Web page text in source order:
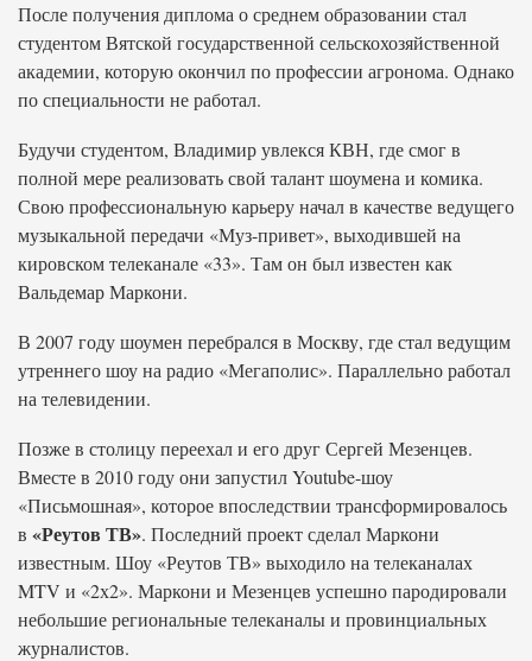
После получения диплома о среднем образовании стал
студентом Вятской государственной сельскохозяйственной
академии, которую окончил по профессии агронома. Однако
по специальности не работал.
Будучи студентом, Владимир увлекся КВН, где смог в
полной мере реализовать свой талант шоумена и комика.
Свою профессиональную карьеру начал в качестве ведущего
музыкальной передачи «Муз-привет», выходившей на
кировском телеканале «33». Там он был известен как
Вальдемар Маркони.
В 2007 году шоумен перебрался в Москву, где стал ведущим
утреннего шоу на радио «Мегаполис». Параллельно работал
на телевидении.
Позже в столицу переехал и его друг Сергей Мезенцев.
Вместе в 2010 году они запустил Youtube-шоу
«Письмошная», которое впоследствии трансформировалось
в «Реутов ТВ». Последний проект сделал Маркони
известным. Шоу «Реутов ТВ» выходило на телеканалах
MTV и «2х2». Маркони и Мезенцев успешно пародировали
небольшие региональные телеканалы и провинциальных
журналистов.